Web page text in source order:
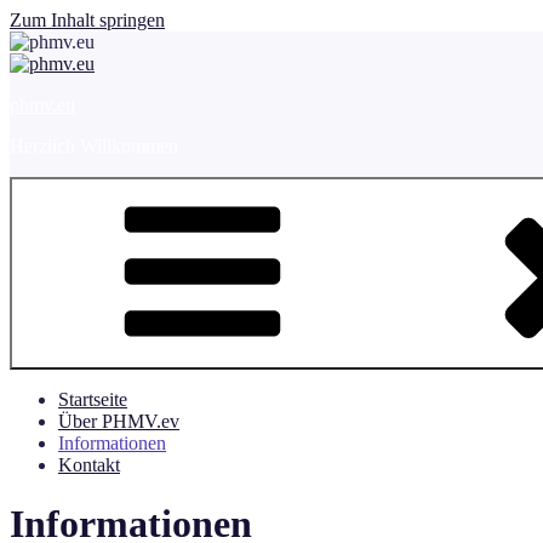
Zum Inhalt springen
Startseite
Über PHMV.ev
Informationen
Kontakt
Informationen